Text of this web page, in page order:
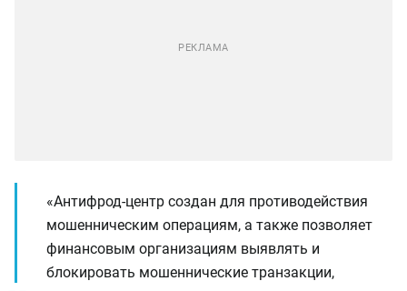
«Антифрод-центр создан для противодействия
мошенническим операциям, а также позволяет
финансовым организациям выявлять и
блокировать мошеннические транзакции,